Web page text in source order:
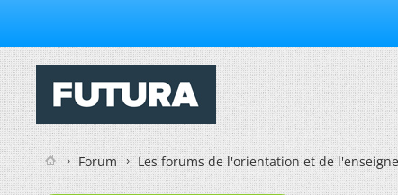
Forum Les forums de l'orientation et de